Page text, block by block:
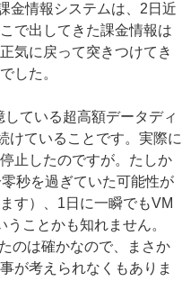
金情報システムは、2日近
で出してきた課金情報は
気に戻って突きつけてき
した。
ている超高額データディ
けていることです。実際に
止したのですが。たしか
秒を過ぎていた可能性が
す）、1日に一瞬でもVM
ことかも知れません。
のは確かなので、まさか
が考えられなくもありま